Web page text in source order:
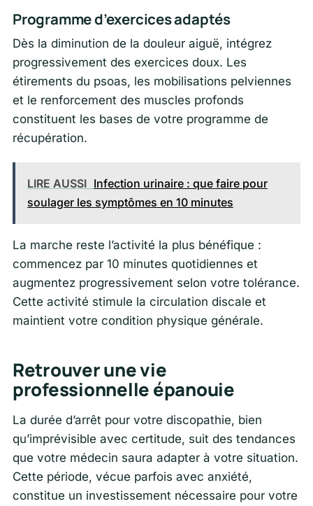
Programme d’exercices adaptés
Dès la diminution de la douleur aiguë, intégrez
progressivement des exercices doux. Les
étirements du psoas, les mobilisations pelviennes
et le renforcement des muscles profonds
constituent les bases de votre programme de
récupération.
LIRE AUSSI Infection urinaire : que faire pour
soulager les symptômes en 10 minutes
La marche reste l’activité la plus bénéfique :
commencez par 10 minutes quotidiennes et
augmentez progressivement selon votre tolérance.
Cette activité stimule la circulation discale et
maintient votre condition physique générale.
Retrouver une vie
professionnelle épanouie
La durée d’arrêt pour votre discopathie, bien
qu’imprévisible avec certitude, suit des tendances
que votre médecin saura adapter à votre situation.
Cette période, vécue parfois avec anxiété,
constitue un investissement nécessaire pour votre